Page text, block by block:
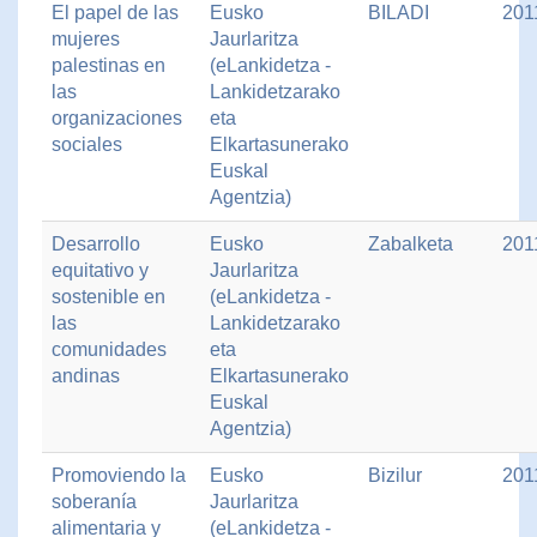
El papel de las
mujeres
palestinas en
las
organizaciones
sociales
Eusko
Jaurlaritza
(eLankidetza -
Lankidetzarako
eta
Elkartasunerako
Euskal
Agentzia)
BILADI
Desarrollo
equitativo y
sostenible en
las
comunidades
andinas
Eusko
Jaurlaritza
(eLankidetza -
Lankidetzarako
eta
Elkartasunerako
Euskal
Agentzia)
Zabalketa
Promoviendo la
soberanía
alimentaria y
Eusko
Jaurlaritza
(eLankidetza -
Bizilur